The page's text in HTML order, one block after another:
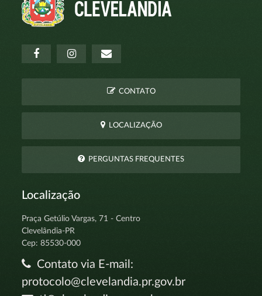
CONTATO
LOCALIZAÇÃO
PERGUNTAS FREQUENTES
Localização
Praça Getúlio Vargas, 71 - Centro
Clevelândia-PR
Cep: 85530-000
Contato via E-mail:
protocolo@clevelandia.pr.gov.br